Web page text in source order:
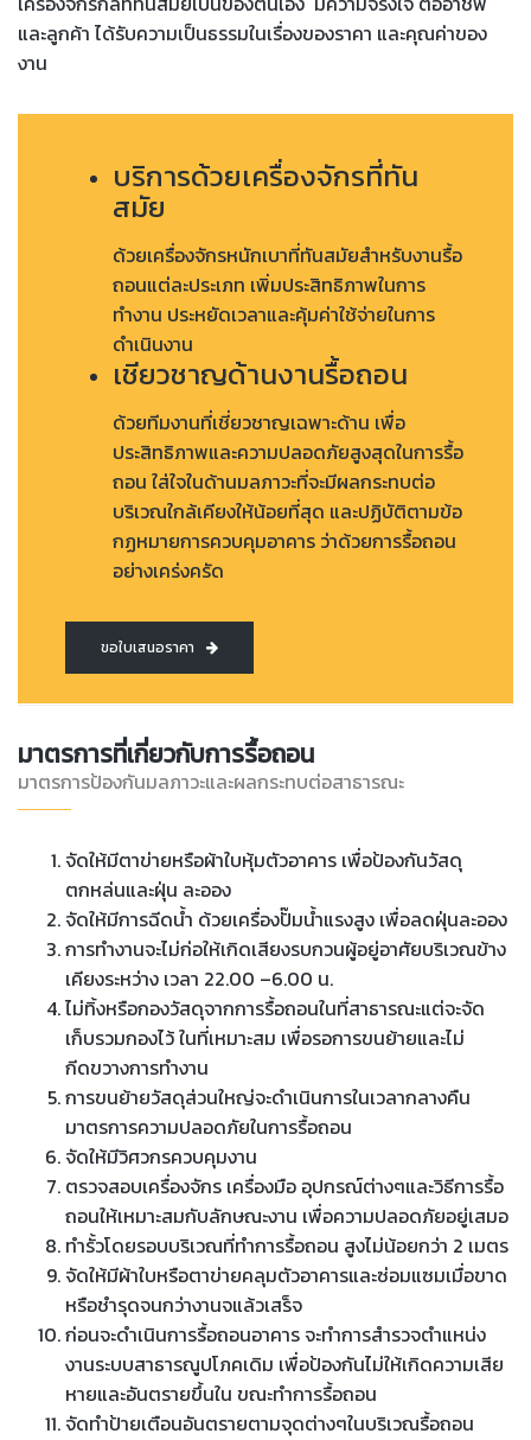
และลูกค้า ได้รับความเป็นธรรมในเรื่องของราคา และคุณค่าของ
งาน
บริการด้วยเครื่องจักรที่ทัน
สมัย
ด้วยเครื่องจักรหนักเบาที่ทันสมัยสำหรับงานรื้อ
ถอนแต่ละประเภท เพิ่มประสิทธิภาพในการ
ทำงาน ประหยัดเวลาและคุ้มค่าใช้จ่ายในการ
ดำเนินงาน
เชียวชาญด้านงานรื้อถอน
ด้วยทีมงานที่เชี่ยวชาญเฉพาะด้าน เพื่อ
ประสิทธิภาพและความปลอดภัยสูงสุดในการรื้อ
ถอน ใส่ใจในด้านมลภาวะที่จะมีผลกระทบต่อ
บริเวณใกล้เคียงให้น้อยที่สุด และปฏิบัติตามข้อ
กฏหมายการควบคุมอาคาร ว่าด้วยการรื้อถอน
อย่างเคร่งครัด
ขอใบเสนอราคา
มาตรการที่เกี่ยวกับการรื้อถอน
มาตรการป้องกันมลภาวะและผลกระทบต่อสาธารณะ
จัดให้มีตาข่ายหรือผ้าใบหุ้มตัวอาคาร เพื่อป้องกันวัสดุ
ตกหล่นและฝุ่น ละออง
จัดให้มีการฉีดน้ำ ด้วยเครื่องปั๊มน้ำแรงสูง เพื่อลดฝุ่นละออง
การทำงานจะไม่ก่อให้เกิดเสียงรบกวนผู้อยู่อาศัยบริเวณข้าง
เคียงระหว่าง เวลา 22.00 –6.00 น.
ไม่ทิ้งหรือกองวัสดุจากการรื้อถอนในที่สาธารณะแต่จะจัด
เก็บรวมกองไว้ ในที่เหมาะสม เพื่อรอการขนย้ายและไม่
กีดขวางการทำงาน
การขนย้ายวัสดุส่วนใหญ่จะดำเนินการในเวลากลางคืน
มาตรการความปลอดภัยในการรื้อถอน
จัดให้มีวิศวกรควบคุมงาน
ตรวจสอบเครื่องจักร เครื่องมือ อุปกรณ์ต่างๆและวิธีการรื้อ
ถอนให้เหมาะสมกับลักษณะงาน เพื่อความปลอดภัยอยู่เสมอ
ทำรั้วโดยรอบบริเวณที่ทำการรื้อถอน สูงไม่น้อยกว่า 2 เมตร
จัดให้มีผ้าใบหรือตาข่ายคลุมตัวอาคารและซ่อมแซมเมื่อขาด
หรือชำรุดจนกว่างานจแล้วเสร็จ
ก่อนจะดำเนินการรื้อถอนอาคาร จะทำการสำรวจตำแหน่ง
งานระบบสาธารณูปโภคเดิม เพื่อป้องกันไม่ให้เกิดความเสีย
หายและอันตรายขึ้นใน ขณะทำการรื้อถอน
จัดทำป้ายเตือนอันตรายตามจุดต่างๆในบริเวณรื้อถอน